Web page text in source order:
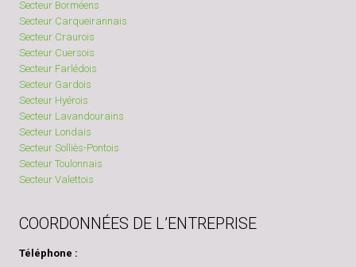
Secteur Borméens
Secteur Carqueirannais
Secteur Craurois
Secteur Cuersois
Secteur Farlédois
Secteur Gardois
Secteur Hyérois
Secteur Lavandourains
Secteur Londais
Secteur Solliès-Pontois
Secteur Toulonnais
Secteur Valettois
COORDONNÉES DE L’ENTREPRISE
Téléphone :